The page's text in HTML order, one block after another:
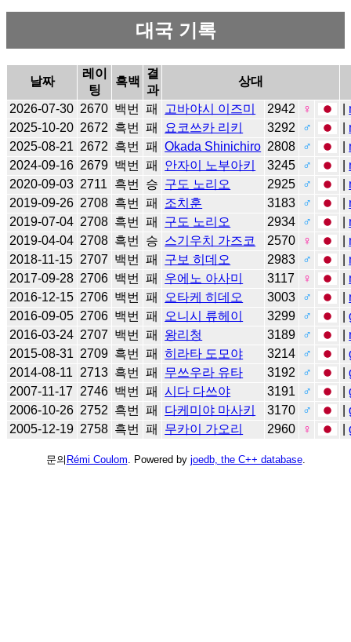
대국 기록
날짜
레이
팅
흑백
결
과
상대
2026-07-30 2670 백번 패 고바야시 이즈미 2942 ♀
2025-10-20 2672 흑번 패 요코쓰카 리키 3292 ♂
2025-08-21 2672 흑번 패 Okada Shinichiro 2808 ♂
2024-09-16 2679 백번 패 안자이 노부아키 3245 ♂
2020-09-03 2711 흑번 승 구도 노리오 2925 ♂
2019-09-26 2708 흑번 패 조치훈 3183 ♂
2019-07-04 2708 흑번 패 구도 노리오 2934 ♂
2019-04-04 2708 흑번 승 스기우치 가즈코 2570 ♀
2018-11-15 2707 백번 패 구보 히데오 2983 ♂
2017-09-28 2706 백번 패 우에노 아사미 3117 ♀
2016-12-15 2706 백번 패 오타케 히데오 3003 ♂
2016-09-05 2706 백번 패 오니시 류헤이 3299 ♂ |
2016-03-24 2707 백번 패 왕리청 3189 ♂
2015-08-31 2709 흑번 패 히라타 도모야 3214 ♂ |
2014-08-11
2713 흑번 패 무쓰우라 유타 3192 ♂ |
2007-11-17
2746 백번 패 시다 다쓰야 3191 ♂ |
2006-10-26 2752 흑번 패 다케미야 마사키 3170 ♂ |
2005-12-19 2758 흑번 패 무카이 가오리 2960 ♀ |
문의 Rémi Coulom . Powered by joedb, the C++ database.